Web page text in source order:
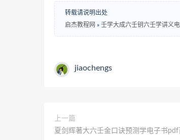
转载请说明出处
启杰教程网 » 壬学大成六壬钥六壬学讲义
jiaochengs
上一篇
夏剑辉著大六壬金口诀预测学电子书